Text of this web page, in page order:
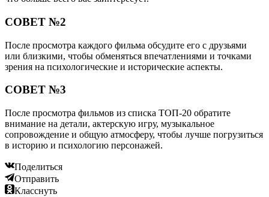
СОВЕТ №2
После просмотра каждого фильма обсудите его с друзьями
или близкими, чтобы обменяться впечатлениями и точками
зрения на психологические и исторические аспекты.
СОВЕТ №3
После просмотра фильмов из списка ТОП-20 обратите
внимание на детали, актерскую игру, музыкальное
сопровождение и общую атмосферу, чтобы лучше погрузиться
в историю и психологию персонажей.
Поделиться
Отправить
Класснуть